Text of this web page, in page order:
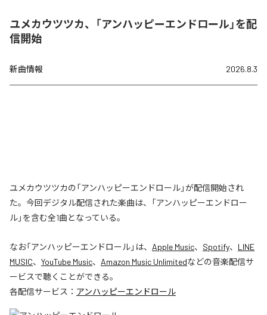
ユメカウツツカ、「アンハッピーエンドロール」を配
信開始
新曲情報 2026.8.3
ユメカウツツカの「アンハッピーエンドロール」が配信開始され
た。今回デジタル配信された楽曲は、「アンハッピーエンドロー
ル」を含む全1曲となっている。
なお「アンハッピーエンドロール」は、 Apple Music、 Spotify、 LINE
MUSIC、 YouTube Music、 Amazon Music Unlimitedなどの音楽配信サ
ービスで聴くことができる。
各配信サービス： アンハッピーエンドロール